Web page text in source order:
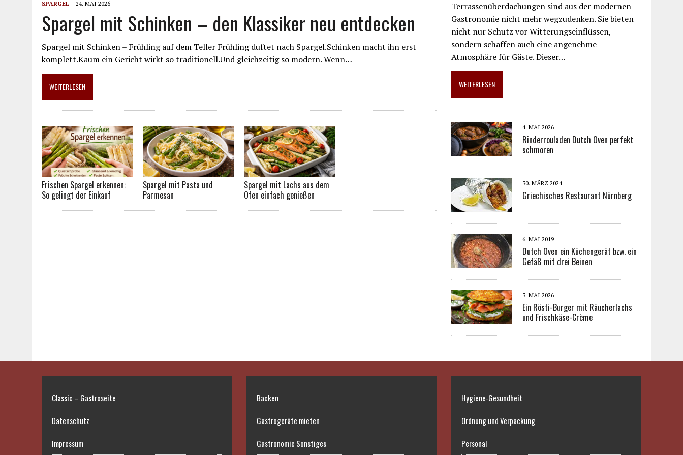
SPARGEL 24. MAI 2026
Spargel mit Schinken – den Klassiker neu entdecken
Spargel mit Schinken – Frühling auf dem Teller Frühling duftet nach Spargel.Schinken macht ihn erst
komplett.Kaum ein Gericht wirkt so traditionell.Und gleichzeitig so modern. Wenn…
WEITERLESEN
Frischen Spargel erkennen:
So gelingt der Einkauf
Spargel mit Pasta und
Parmesan
Spargel mit Lachs aus dem
Ofen einfach genießen
Terrassenüberdachungen sind aus der modernen
Gastronomie nicht mehr wegzudenken. Sie bieten
nicht nur Schutz vor Witterungseinflüssen,
sondern schaffen auch eine angenehme
Atmosphäre für Gäste. Dieser…
WEITERLESEN
4. MAI 2026
Rinderrouladen Dutch Oven perfekt
schmoren
30. MÄRZ 2024
Griechisches Restaurant Nürnberg
6. MAI 2019
Dutch Oven ein Küchengerät bzw. ein
Gefäß mit drei Beinen
3. MAI 2026
Ein Rösti-Burger mit Räucherlachs
und Frischkäse-Crème
Classic – Gastroseite
Datenschutz
Impressum
Backen
Gastrogeräte mieten
Gastronomie Sonstiges
Hygiene-Gesundheit
Ordnung und Verpackung
Personal